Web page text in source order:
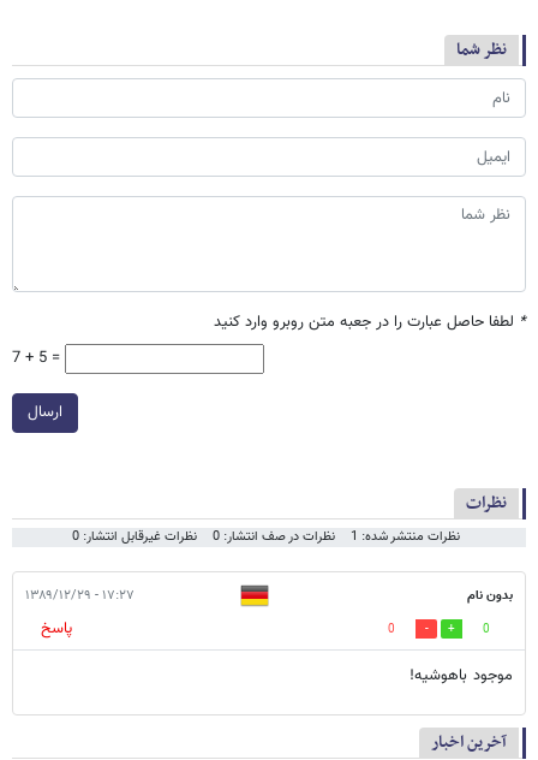
نظر شما
* لطفا حاصل عبارت را در جعبه متن روبرو وارد کنید
7 + 5 =
ارسال
نظرات
نظرات منتشر شده: 1 نظرات در صف انتشار: 0 نظرات غیرقابل انتشار: 0
بدون نام ۱۷:۲۷ - ۱۳۸۹/۱۲/۲۹
0
0
پاسخ
موجود باهوشیه!
آخرین اخبار